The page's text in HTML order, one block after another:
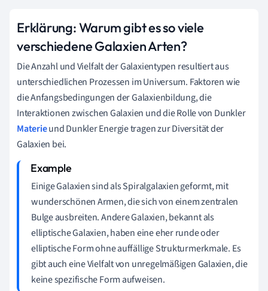
Erklärung: Warum gibt es so viele
verschiedene Galaxien Arten?
Die Anzahl und Vielfalt der Galaxientypen resultiert aus
unterschiedlichen Prozessen im Universum. Faktoren wie
die Anfangsbedingungen der Galaxienbildung, die
Interaktionen zwischen Galaxien und die Rolle von Dunkler
Materieund Dunkler Energie tragen zur Diversität der
Galaxien bei.
Einige Galaxien sind als Spiralgalaxien geformt, mit
wunderschönen Armen, die sich von einem zentralen
Bulge ausbreiten. Andere Galaxien, bekannt als
elliptische Galaxien, haben eine eher runde oder
elliptische Form ohne auffällige Strukturmerkmale. Es
gibt auch eine Vielfalt von unregelmäßigen Galaxien, die
keine spezifische Form aufweisen.